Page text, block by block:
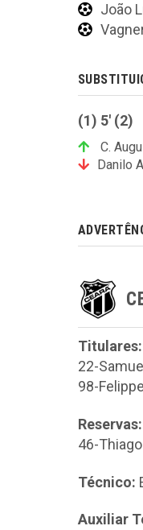
João
(1) 5' (2)
C.
Danilo
Titulares:
22-
98-
Reservas:
46-
Técnico:
Auxiliar